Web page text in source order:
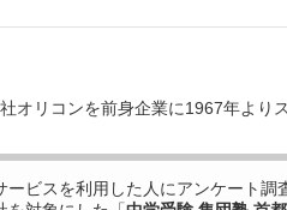
オリコンを前身企業に1967年より
ービスを利用した 人にアンケート調